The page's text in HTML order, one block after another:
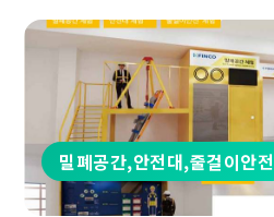
밀폐공간,안전대,줄걸이안전